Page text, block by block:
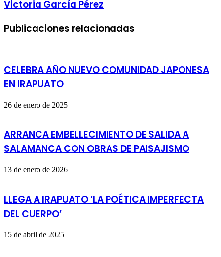
Victoria García Pérez
Publicaciones relacionadas
CELEBRA AÑO NUEVO COMUNIDAD JAPONESA
EN IRAPUATO
26 de enero de 2025
ARRANCA EMBELLECIMIENTO DE SALIDA A
SALAMANCA CON OBRAS DE PAISAJISMO
13 de enero de 2026
LLEGA A IRAPUATO ‘LA POÉTICA IMPERFECTA
DEL CUERPO’
15 de abril de 2025